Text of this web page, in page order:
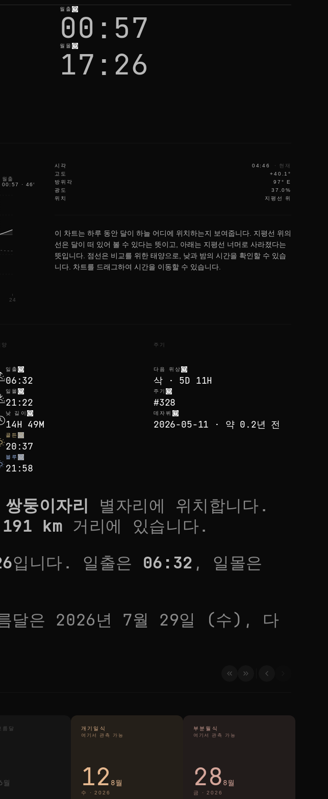
j
u
s
월출
00:57
월몰
17:26
24
월출
00:57
· 46 °
시각 04:46 · 현재
고도
+40.1°
방위각
97° E
광도
37.0%
위치
지평선 위
이 차트는 하루 동안 달이 하늘 어디에 위치하는지 보여줍니다. 지평선 위의
선은 달이 떠 있어 볼 수 있다는 뜻이고, 아래는 지평선 너머로 사라졌다는
뜻입니다. 점선은 비교를 위한 태양으로, 낮과 밤의 시간을 확인할 수 있습
니다. 차트를 드래그하여 시간을 이동할 수 있습니다.
양
일출
06:32
일몰
21:22
낮 길이
14H 49M
골든
20:37
블루
21:58
주기
다음 위상
삭 · 5D 11H
주기
#328
데자뷔
2026-05-11 · 약 0.2년 전
쌍둥이자리 별자리에 위치합니다.
km 거리에 있습니다.
입니다. 일출은 06:32 , 일몰은
달은 2026년 7월 29일 (수) , 다
름달
월
개기일식
여기서 관측 가능
12 8월
수 ·2026
부분월식
여기서 관측 가능
28 8월
금 ·2026